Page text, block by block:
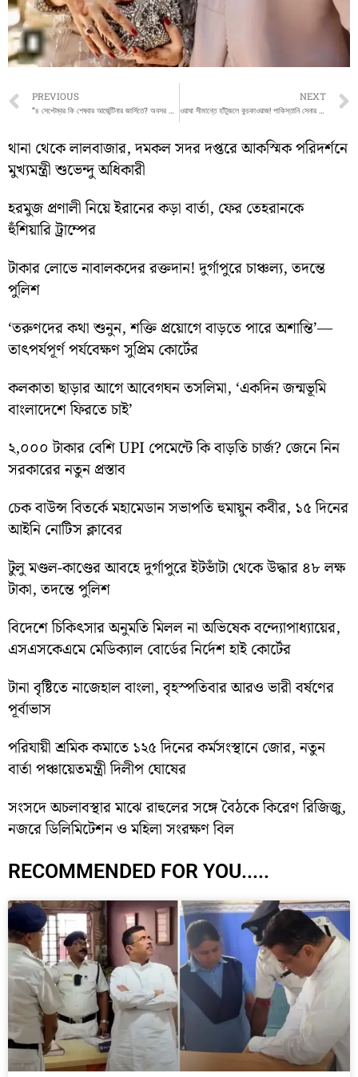
Prev
PREVIOUS
“৪ সেপ্টেম্বর কি শেষবার আর্জেন্টিনার জার্সিতে? অবসর জল্পনায় জড়ালেন লিওনেল মেসি”
NEXT
ওয়াঘা সীমান্তে হাঁটুজলে কুচকাওয়াজ! পাকিস্তানি সেনার প্রস্তুতির ভিডিও ভাইরাল
থানা থেকে লালবাজার, দমকল সদর দপ্তরে আকস্মিক পরিদর্শনে
মুখ্যমন্ত্রী শুভেন্দু অধিকারী
হরমুজ প্রণালী নিয়ে ইরানের কড়া বার্তা, ফের তেহরানকে
হুঁশিয়ারি ট্রাম্পের
টাকার লোভে নাবালকদের রক্তদান! দুর্গাপুরে চাঞ্চল্য, তদন্তে
পুলিশ
‘তরুণদের কথা শুনুন, শক্তি প্রয়োগে বাড়তে পারে অশান্তি’—
তাৎপর্যপূর্ণ পর্যবেক্ষণ সুপ্রিম কোর্টের
কলকাতা ছাড়ার আগে আবেগঘন তসলিমা, ‘একদিন জন্মভূমি
বাংলাদেশে ফিরতে চাই’
২,০০০ টাকার বেশি UPI পেমেন্টে কি বাড়তি চার্জ? জেনে নিন
সরকারের নতুন প্রস্তাব
চেক বাউন্স বিতর্কে মহামেডান সভাপতি হুমায়ুন কবীর, ১৫ দিনের
আইনি নোটিস ক্লাবের
টুলু মণ্ডল-কাণ্ডের আবহে দুর্গাপুরে ইটভাঁটা থেকে উদ্ধার ৪৮ লক্ষ
টাকা, তদন্তে পুলিশ
বিদেশে চিকিৎসার অনুমতি মিলল না অভিষেক বন্দ্যোপাধ্যায়ের,
এসএসকেএমে মেডিক্যাল বোর্ডের নির্দেশ হাই কোর্টের
টানা বৃষ্টিতে নাজেহাল বাংলা, বৃহস্পতিবার আরও ভারী বর্ষণের
পূর্বাভাস
পরিযায়ী শ্রমিক কমাতে ১২৫ দিনের কর্মসংস্থানে জোর, নতুন
বার্তা পঞ্চায়েতমন্ত্রী দিলীপ ঘোষের
সংসদে অচলাবস্থার মাঝে রাহুলের সঙ্গে বৈঠকে কিরেণ রিজিজু,
নজরে ডিলিমিটেশন ও মহিলা সংরক্ষণ বিল
RECOMMENDED FOR YOU.....